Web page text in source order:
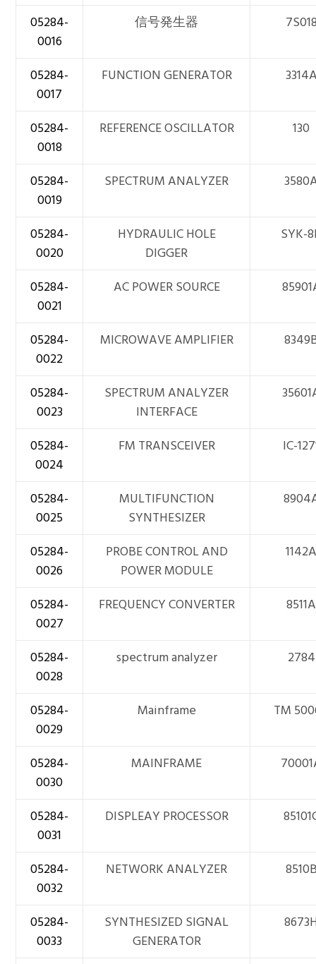
05284-
0016
信号発生器
05284-
0017
FUNCTION GENERATOR
05284-
0018
REFERENCE OSCILLATOR 130
05284-
0019
SPECTRUM ANALYZER
05284-
0020
HYDRAULIC HOLE
DIGGER
SYK-
05284-
0021
AC POWER SOURCE
05284-
0022
MICROWAVE AMPLIFIER
05284-
0023
SPECTRUM ANALYZER
INTERFACE
05284-
0024
FM TRANSCEIVER IC-
05284-
0025
MULTIFUNCTION
SYNTHESIZER
05284-
0026
PROBE CONTROL AND
POWER MODULE
05284-
0027
FREQUENCY CONVERTER 8511A
05284-
0028
spectrum analyzer 2784
05284-
0029
Mainframe TM
05284-
0030
MAINFRAME
05284-
0031
DISPLEAY PROCESSOR
05284-
0032
NETWORK ANALYZER
05284-
0033
SYNTHESIZED SIGNAL
GENERATOR